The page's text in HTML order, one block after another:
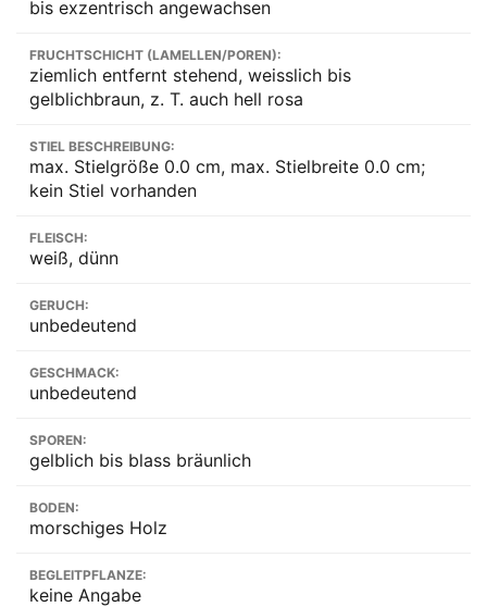
bis exzentrisch angewachsen
FRUCHTSCHICHT (LAMELLEN/POREN):
ziemlich entfernt stehend, weisslich bis
gelblichbraun, z. T. auch hell rosa
STIEL BESCHREIBUNG:
max. Stielgröße 0.0 cm, max. Stielbreite 0.0 cm;
kein Stiel vorhanden
FLEISCH:
weiß, dünn
GERUCH:
unbedeutend
GESCHMACK:
unbedeutend
SPOREN:
gelblich bis blass bräunlich
BODEN:
morschiges Holz
BEGLEITPFLANZE:
keine Angabe